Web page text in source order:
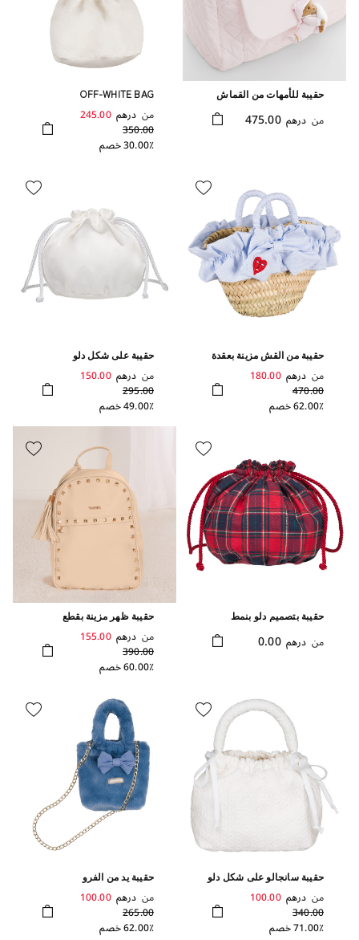
حقيبة للأمهات من القماش
من درهم 475.00
OFF-WHITE BAG
من درهم 245.00
350.00
30.00٪ خصم
حقيبة من القش مزينة بعقدة
من درهم 180.00
470.00
62.00٪ خصم
حقيبة على شكل دلو
من درهم 150.00
295.00
49.00٪ خصم
حقيبة بتصميم دلو بنمط
من درهم 0.00
حقيبة ظهر مزينة بقطع
من درهم 155.00
390.00
60.00٪ خصم
حقيبة سانجالو على شكل دلو
من درهم 100.00
340.00
71.00٪ خصم
حقيبة يد من الفرو
من درهم 100.00
265.00
62.00٪ خصم